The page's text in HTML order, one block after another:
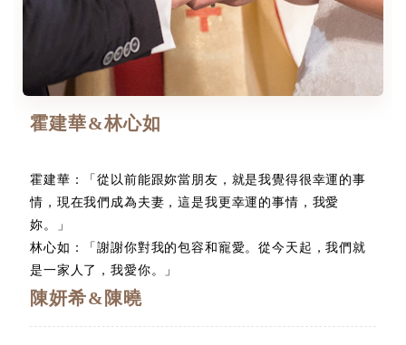
霍建華&林心如
霍建華：「從以前能跟妳當朋友，就是我覺得很幸運的事
情，現在我們成為夫妻，這是我更幸運的事情，我愛
妳。」
林心如：「謝謝你對我的包容和寵愛。從今天起，我們就
是一家人了，我愛你。」
陳妍希&陳曉